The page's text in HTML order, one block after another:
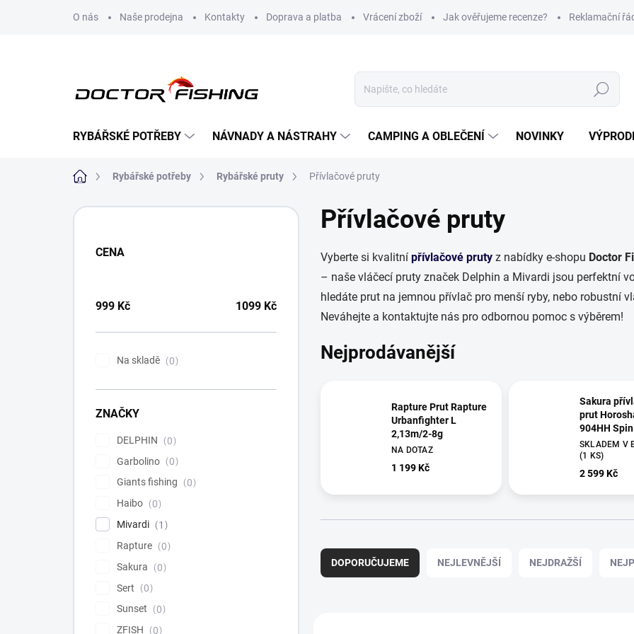
O nás Naše prodejna Kontakty Doprava a platba Vrácení zboží Jak ověřujeme recenze? Reklamační
Hledat
RYBÁŘSKÉ POTŘEBY NÁVNADY A NÁSTRAHY CAMPING A OBLEČENÍ NOVINKY
Domů Rybářské potřeby Rybářské pruty Přívlačové pruty
P
CENA
999 Kč 1099 Kč
Na skladě 0
ZNAČKY
DELPHIN
0
Garbolino
0
Giants fishing
0
Haibo
0
Mivardi
1
Rapture
0
Sakura
0
Sert
0
Sunset
0
ZFISH
0
Přívlačové pruty
Vyberte si kvalitní přívlačové pruty z nabídky e-shopu Doctor
– naše vláčecí pruty značek Delphin a Mivardi jsou perfektní
hledáte prut na jemnou přívlač pro menší ryby, nebo robustní
Neváhejte a kontaktujte nás pro odbornou pomoc s výběrem!
Nejprodávanější
Rapture Prut Rapture
Urbanfighter L
2,13m/2-8g
NA DOTAZ
1 199 Kč
Sakura
prut
904HH Spin
2,74m/14-
SKLADEM V
(1 KS)
2 599 Kč
a
z
DOPORUČUJEME NEJLEVNĚJŠÍ NEJDRAŽŠÍ